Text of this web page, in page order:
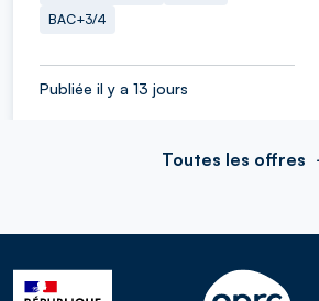
BAC+3/4
Publiée il y a 13 jours
Toutes les offres